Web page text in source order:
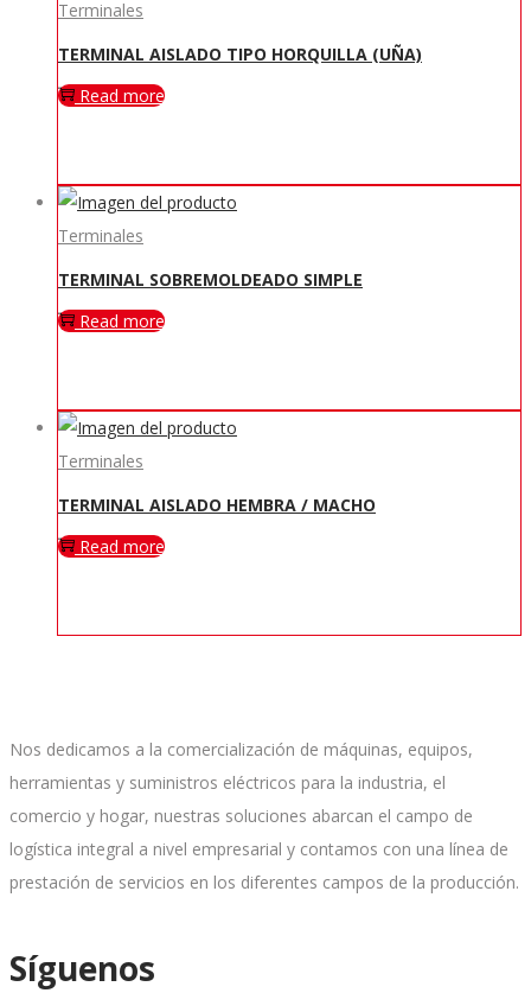
Terminales
TERMINAL AISLADO TIPO HORQUILLA (UÑA)
Read more
Terminales
TERMINAL SOBREMOLDEADO SIMPLE
Read more
Terminales
TERMINAL AISLADO HEMBRA / MACHO
Read more
Nos dedicamos a la comercialización de máquinas, equipos,
herramientas y suministros eléctricos para la industria, el
comercio y hogar, nuestras soluciones abarcan el campo de
logística integral a nivel empresarial y contamos con una línea de
prestación de servicios en los diferentes campos de la producción.
Síguenos